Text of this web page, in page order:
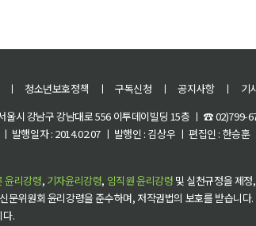
ㅣ 청소년보호정책 ㅣ 구독신청 ㅣ 공지사항 ㅣ 기
울시 강남구 강남대로 556 이투데이빌딩 15층 ㅣ ☎ 02)799-
발행일자 : 2014.02.07 ㅣ 발행인 : 김상우 ㅣ 편집인 : 한승훈
윤리강령, 기자윤리강령, 임직원 윤리강령 및 실천규정을 제
문위원회 윤리강령을 준수하며, 저작권법의 보호를 받습니다.
다.